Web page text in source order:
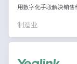
用数字化手段解决销售
制造业